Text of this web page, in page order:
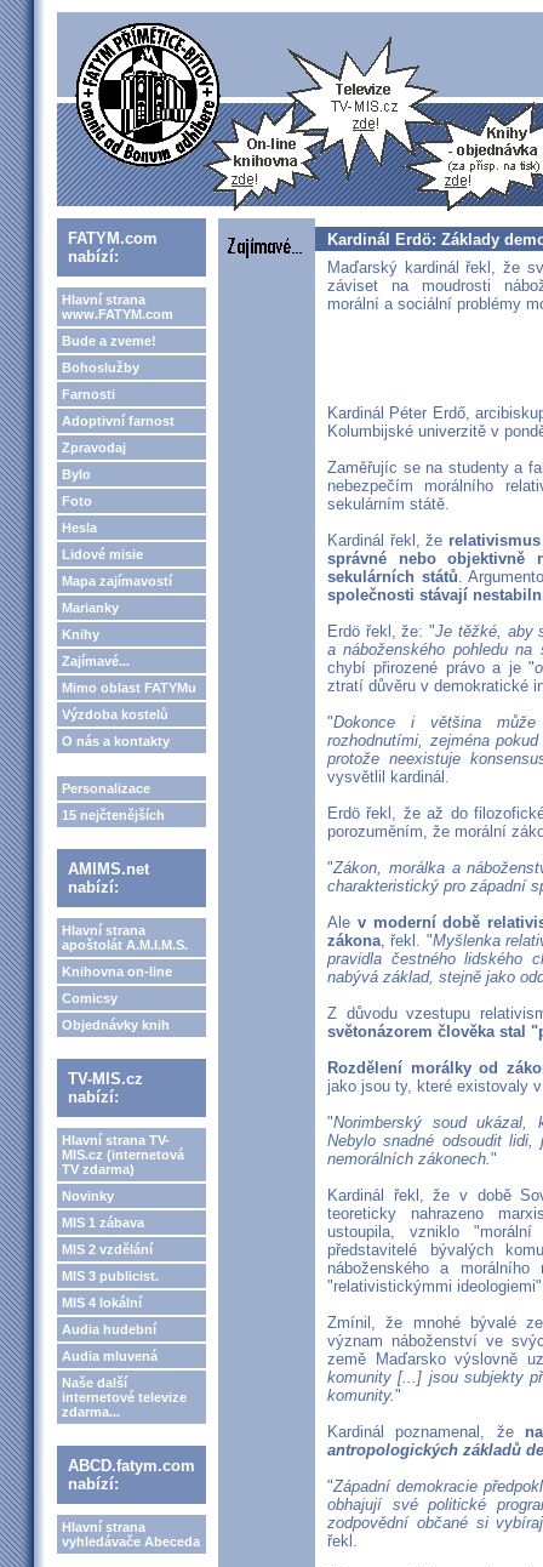
FATYM.com
nabízí:
Hlavní strana
www.FATYM.com
Bude a zveme!
Bohoslužby
Farnosti
Adoptivní farnost
Zpravodaj
Bylo
Foto
Hesla
Lidové misie
Mapa zajímavostí
Marianky
Knihy
Zajímavé...
Mimo oblast FATYMu
Výzdoba kostelů
O nás a kontakty
Personalizace
15 nejčtenějších
AMIMS.net
nabízí:
Hlavní strana
apoštolát A.M.I.M.S.
Knihovna on-line
Comicsy
Objednávky knih
TV-MIS.cz
nabízí:
Hlavní strana TV-
MIS.cz (internetová
TV zdarma)
Novinky
MIS 1 zábava
MIS 2 vzdělání
MIS 3 publicist.
MIS 4 lokální
Audia hudební
Audia mluvená
Naše další
internetové televize
zdarma...
ABCD.fatym.com
nabízí:
Hlavní strana
vyhledávače Abeceda
Kardinál Erdö: Základy
Maďarský kardinál řekl, že
záviset na moudrosti
morální a sociální problémy
Kardinál Péter Erdő,
Kolumbijské univerzitě v
Zaměřujíc se na studenty a
nebezpečím morálního
sekulárním státě.
Kardinál řekl, že
správné nebo objektivně
sekulárních států.
společnosti stávají
Erdö řekl, že: "Je těžké, aby
a náboženského pohledu
chybí přirozené právo a je "
ztratí důvěru v demokratické
"Dokonce i většina
rozhodnutími, zejména
protože neexistuje
vysvětlil kardinál.
Erdö řekl, že až do
porozuměním, že morální
"Zákon, morálka a
charakteristický pro západní
Ale v moderní době
zákona, řekl. "Myšlenka
pravidla čestného lidského
nabývá základ, stejně jako
Z důvodu vzestupu
světonázorem člověka stal
Rozdělení morálky od
jako jsou ty, které existovaly
"Norimberský soud
Nebylo snadné odsoudit
nemorálních zákonech."
Kardinál řekl, že v době
teoreticky nahrazeno
ustoupila, vzniklo
představitelé bývalých
náboženského a
"relativistickýmmi
Zmínil, že mnohé bývalé
význam náboženství ve
země Maďarsko výslovně
komunity [...] jsou subjekty
komunity."
Kardinál poznamenal, že
antropologických základů
"Západní demokracie
obhajují své politické
zodpovědní občané si
řekl.